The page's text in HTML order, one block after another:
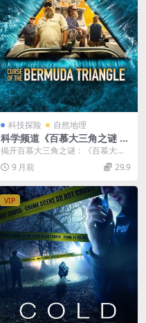
科技探险 自然地理
科学频道《百慕大三角之谜 C
urse Of The Bermuda Trian
gle 2020》第一季全8集 英语
中英双字 官方纯净版 1080P/
揭开百慕大三角之谜：《百慕大三
角之谜Curse Of The Bermuda T...
9 月前 29.9
VIP